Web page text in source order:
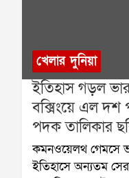
খেলার দুনিয়া
ইতিহাস গড়ল
বক্সিংয়ে এল
পদক তালিকার
কমনওয়েলথ গেমসে
ইতিহাসে অন্যতম